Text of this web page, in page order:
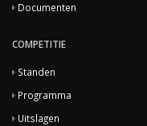
Documenten
COMPETITIE
Standen
Programma
Uitslagen